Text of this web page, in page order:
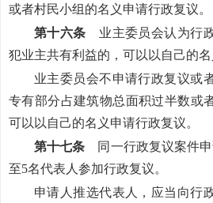
或者村民小组的名义申请行政复议。
第十六条 业主委员会认为行
犯业主共有利益的，可以以自己的名
业主委员会不申请行政复议或
专有部分占建筑物总面积过半数或
可以以自己的名义申请行政复议。
第十七条 同一行政复议案件申
至5名代表人参加行政复议。
申请人推选代表人，应当向行